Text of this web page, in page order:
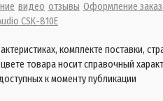
видео отзывы Оформление
CSK-810E
комплекте поставки,
товара носит справочный
к моменту публикации